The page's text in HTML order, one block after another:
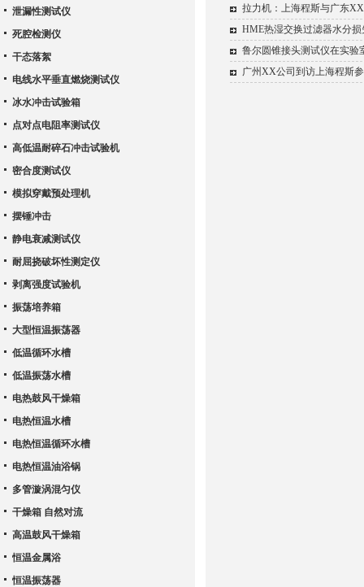
拉力机：上海程斯与广东
HME热湿交换过滤器水分
鲁尔圆锥接头测试仪在实验
广州XX公司到访上海程斯
泄漏性测试仪
死腔检测仪
干态落絮
电线水平垂直燃烧测试仪
冰水冲击试验箱
点对点电阻率测试仪
高低温耐碎石冲击试验机
密合度测试仪
模拟穿戴预处理机
摆锤冲击
静电衰减测试仪
耐屈挠破坏性测定仪
剥离强度试验机
振荡培养箱
大型恒温振荡器
低温循环水槽
低温振荡水槽
电热鼓风干燥箱
电热恒温水槽
电热恒温循环水槽
电热恒温油浴锅
多管漩涡混匀仪
干燥箱 自然对流
高温鼓风干燥箱
恒温金属浴
恒温振荡器